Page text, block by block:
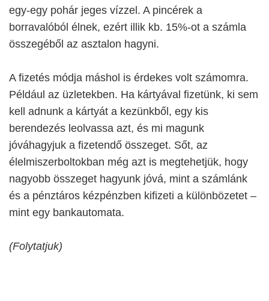
egy-egy pohár jeges vízzel. A pincérek a
borravalóból élnek, ezért illik kb. 15%-ot a számla
összegéből az asztalon hagyni.
A fizetés módja máshol is érdekes volt számomra.
Például az üzletekben. Ha kártyával fizetünk, ki sem
kell adnunk a kártyát a kezünkből, egy kis
berendezés leolvassa azt, és mi magunk
jóváhagyjuk a fizetendő összeget. Sőt, az
élelmiszerboltokban még azt is megtehetjük, hogy
nagyobb összeget hagyunk jóvá, mint a számlánk
és a pénztáros kézpénzben kifizeti a különbözetet –
mint egy bankautomata.
(Folytatjuk)